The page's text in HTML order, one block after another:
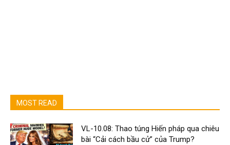
MOST READ
VL-10.08: Thao túng Hiến pháp qua chiêu
bài “Cải cách bầu cử” của Trump?